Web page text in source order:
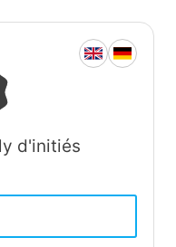
d'initiés